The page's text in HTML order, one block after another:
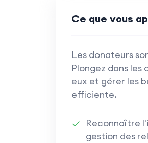
Ce que vous
Les donateurs
Plongez dans
eux et gérer les
efficiente.
Reconnaître
gestion des